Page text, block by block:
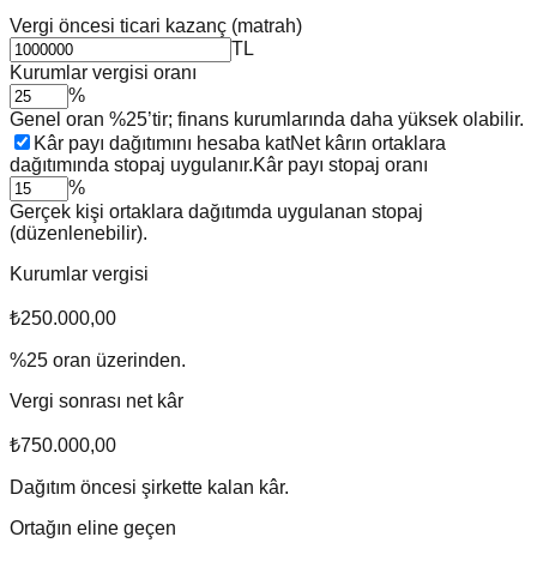
Vergi öncesi ticari kazanç (matrah)
TL
Kurumlar vergisi oranı
%
Genel oran %25’tir; finans kurumlarında daha yüksek olabilir.
Kâr payı dağıtımını hesaba katNet kârın ortaklara
dağıtımında stopaj uygulanır.Kâr payı stopaj oranı
%
Gerçek kişi ortaklara dağıtımda uygulanan stopaj
(düzenlenebilir).
Kurumlar vergisi
₺250.000,00
%25 oran üzerinden.
Vergi sonrası net kâr
₺750.000,00
Dağıtım öncesi şirkette kalan kâr.
Ortağın eline geçen